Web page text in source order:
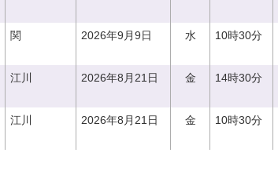
関 2026年9月9日 水 10時30分
江川 2026年8月21日 金 14時30分
江川 2026年8月21日 金 10時30分